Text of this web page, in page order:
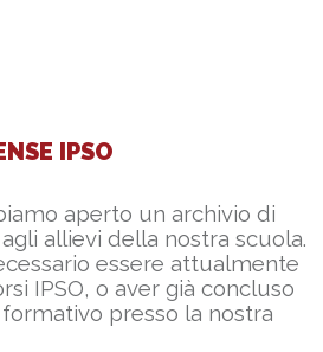
IPSO
aperto un archivio di
allievi della nostra scuola.
essere attualmente
IPSO, o aver già concluso
presso la nostra